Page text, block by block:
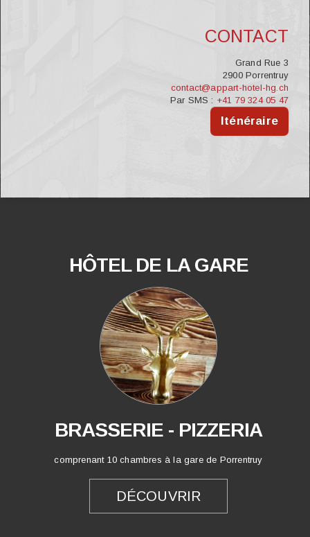
CONTACT
Grand Rue 3
2900 Porrentruy
contact@appart-hotel-hg.ch
Par SMS : +41 79 324 05 47
Iténéraire
HÔTEL DE LA GARE
BRASSERIE - PIZZERIA
comprenant 10 chambres à la gare de Porrentruy
DÉCOUVRIR